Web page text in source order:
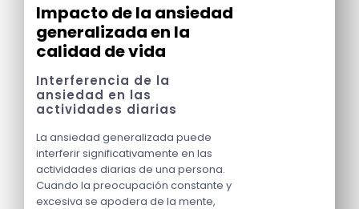
Impacto de la ansiedad
generalizada en la
calidad de vida
Interferencia de la
ansiedad en las
actividades diarias
La ansiedad generalizada puede
interferir significativamente en las
actividades diarias de una persona.
Cuando la preocupación constante y
excesiva se apodera de la mente,